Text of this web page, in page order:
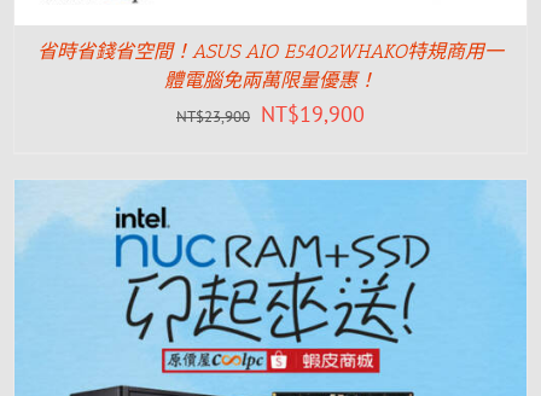
省時省錢省空間！ASUS AIO E5402WHAKO特規商用一
體電腦免兩萬限量優惠！
NT$23,900 NT$19,900